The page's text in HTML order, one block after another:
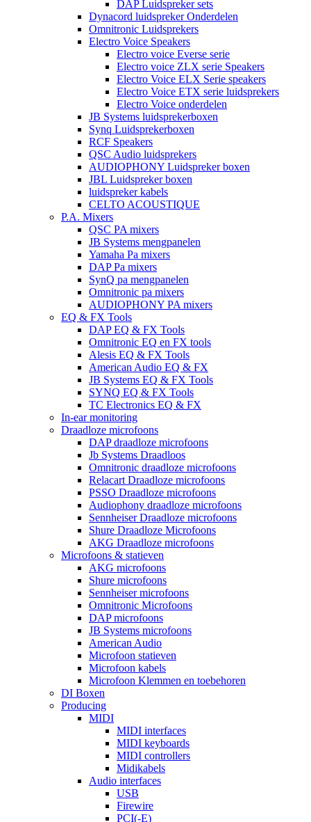
DAP Luidspreker sets
Dynacord luidspreker Onderdelen
Omnitronic Luidsprekers
Electro Voice Speakers
Electro voice Everse serie
Electro voice ZLX serie Speakers
Electro Voice ELX Serie speakers
Electro Voice ETX serie luidsprekers
Electro Voice onderdelen
JB Systems luidsprekerboxen
Synq Luidsprekerboxen
RCF Speakers
QSC Audio luidsprekers
AUDIOPHONY Luidspreker boxen
JBL Luidspreker boxen
luidspreker kabels
CELTO ACOUSTIQUE
P.A. Mixers
QSC PA mixers
JB Systems mengpanelen
Yamaha Pa mixers
DAP Pa mixers
SynQ pa mengpanelen
Omnitronic pa mixers
AUDIOPHONY PA mixers
EQ & FX Tools
DAP EQ & FX Tools
Omnitronic EQ en FX tools
Alesis EQ & FX Tools
American Audio EQ & FX
JB Systems EQ & FX Tools
SYNQ EQ & FX Tools
TC Electronics EQ & FX
In-ear monitoring
Draadloze microfoons
DAP draadloze microfoons
Jb Systems Draadloos
Omnitronic draadloze microfoons
Relacart Draadloze microfoons
PSSO Draadloze microfoons
Audiophony draadloze microfoons
Sennheiser Draadloze microfoons
Shure Draadloze Microfoons
AKG Draadloze microfoons
Microfoons & statieven
AKG microfoons
Shure microfoons
Sennheiser microfoons
Omnitronic Microfoons
DAP microfoons
JB Systems microfoons
American Audio
Microfoon statieven
Microfoon kabels
Microfoon Klemmen en toebehoren
DI Boxen
Producing
MIDI
MIDI interfaces
MIDI keyboards
MIDI controllers
Midikabels
Audio interfaces
USB
Firewire
PCI(-E)